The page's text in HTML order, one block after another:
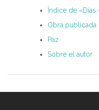
Índice de
Obra publicada
Paz
Sobre el autor